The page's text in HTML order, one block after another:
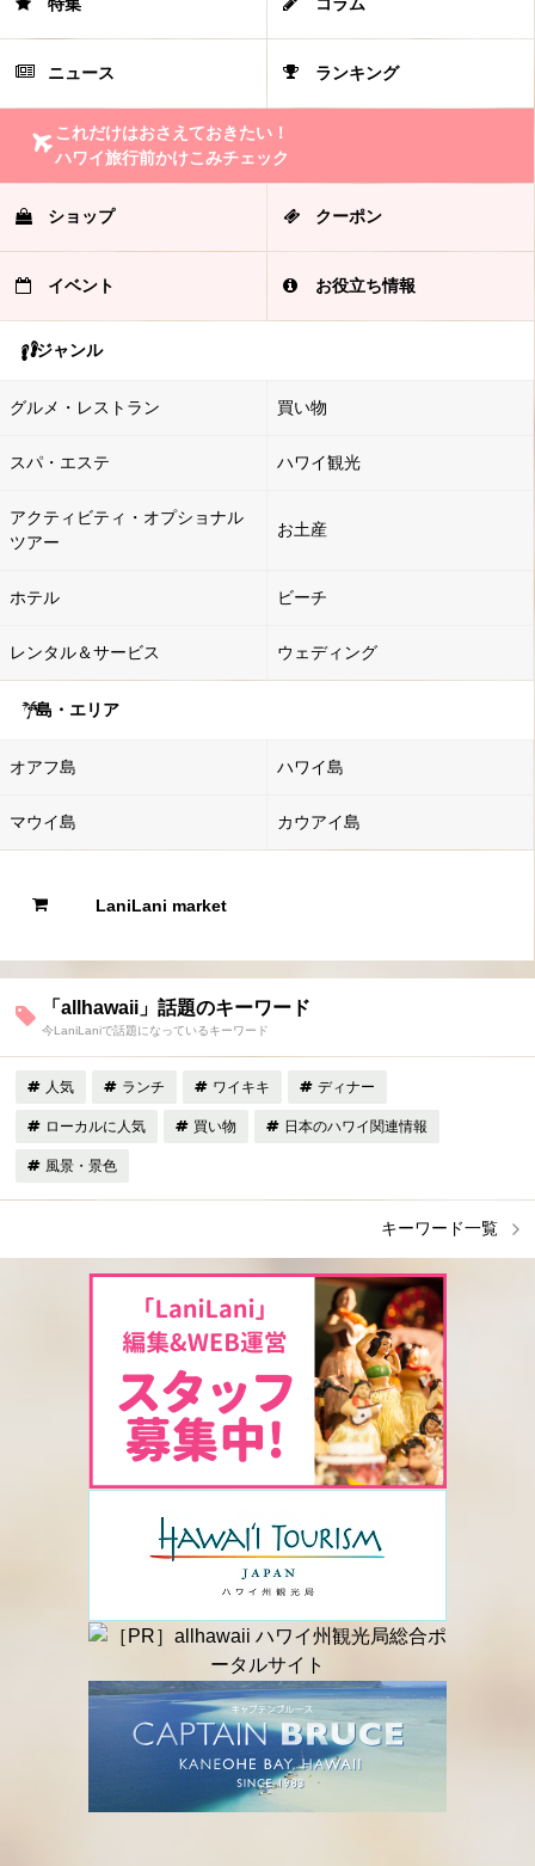
ニュース ランキング
これだけはおさえておきたい！
ハワイ旅行前かけこみチェック
ショップ クーポン
イベント お役立ち情報
ジャンル
グルメ・レストラン 買い物
スパ・エステ ハワイ観光
アクティビティ・オプショナル
ツアー
お土産
ホテル ビーチ
レンタル＆サービス ウェディング
島・エリア
オアフ島 ハワイ島
マウイ島 カウアイ島
LaniLani market
「allhawaii」話題のキーワード
今LaniLaniで話題になっているキーワード
人気 ランチ ワイキキ ディナー
ローカルに人気 買い物 日本のハワイ関連情報
風景・景色
キーワード一覧